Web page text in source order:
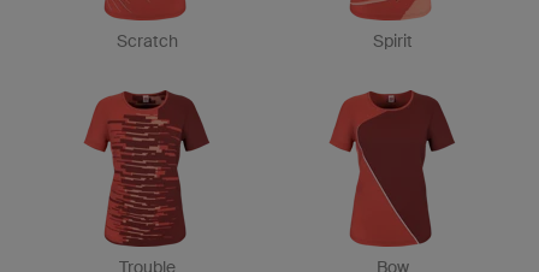
Scratch Spirit
Trouble Bow